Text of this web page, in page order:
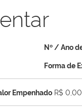
Nº / Ano
Forma de
Empenhado R$ 0,00